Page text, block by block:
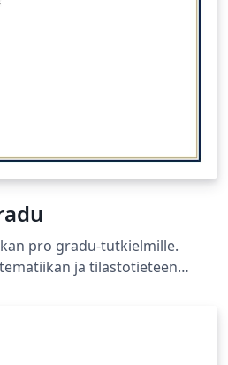
pro gradu-tutkielmille.
ja tilastotieteen